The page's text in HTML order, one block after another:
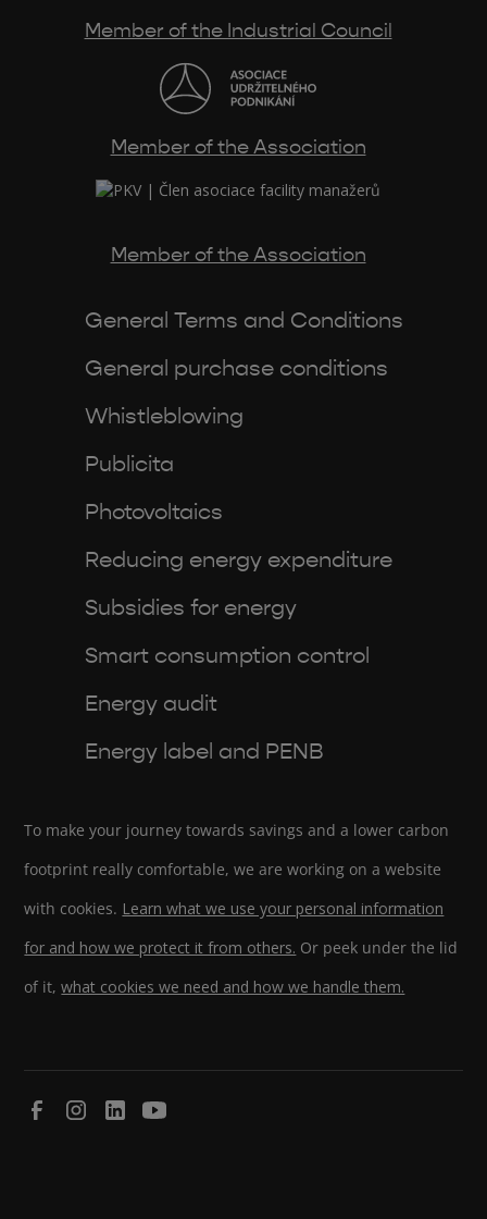
Member of the Industrial Council
Member of the Association
Member of the Association
General Terms and Conditions
General purchase conditions
Whistleblowing
Publicita
Photovoltaics
Reducing energy expenditure
Subsidies for energy
Smart consumption control
Energy audit
Energy label and PENB
To make your journey towards savings and a lower carbon
footprint really comfortable, we are working on a website
with cookies. Learn what we use your personal information
for and how we protect it from others. Or peek under the lid
of it,what cookies we need and how we handle them.